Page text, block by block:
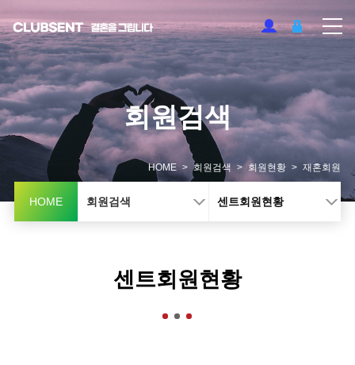
회원검색
HOME > 회원검색 > 회원현황 > 재혼회원
HOME 회원검색 센트회원현황
센트회원현황